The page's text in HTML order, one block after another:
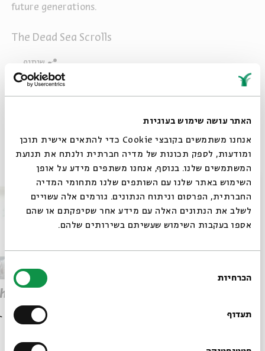
האתר עושה שימוש בעוגיות
אנחנו משתמשים בקובצי Cookie כדי להתאים אישית תוכן
ומודעות, לספק תכונות של מדיה חברתית ולנתח את תנועת
המשתמשים שלנו. בנוסף, אנחנו משתפים מידע על אופן
השימוש באתר שלנו עם השותפים שלנו מתחומי המדיה
החברתית, הפרסום וניתוח הנתונים. גורמים אלה עשויים
לשלב את הנתונים האלה עם מידע אחר שסיפקתם או שהם
אספו בעקבות השימוש שעשיתם בשירותים שלהם.
הסכמה
הכרחיות
תעדוף
future generations.
The Dead Sea Scrolls
שיתוף
פרקים נוספים בסדרה
סגור